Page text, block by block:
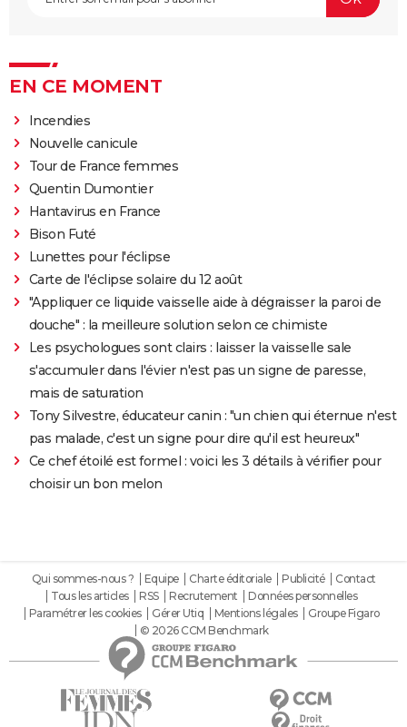
EN CE MOMENT
Incendies
Nouvelle canicule
Tour de France femmes
Quentin Dumontier
Hantavirus en France
Bison Futé
Lunettes pour l'éclipse
Carte de l'éclipse solaire du 12 août
"Appliquer ce liquide vaisselle aide à dégraisser la paroi de
douche" : la meilleure solution selon ce chimiste
Les psychologues sont clairs : laisser la vaisselle sale
s'accumuler dans l'évier n'est pas un signe de paresse,
mais de saturation
Tony Silvestre, éducateur canin : "un chien qui éternue n'est
pas malade, c'est un signe pour dire qu'il est heureux"
Ce chef étoilé est formel : voici les 3 détails à vérifier pour
choisir un bon melon
Qui sommes-nous ? Equipe Charte éditoriale Publicité
Contact
Tous les articles
RSS Recrutement
Données personnelles
Paramétrer les cookies
Gérer Utiq Mentions légales
Groupe Figaro
© 2026 CCM Benchmark